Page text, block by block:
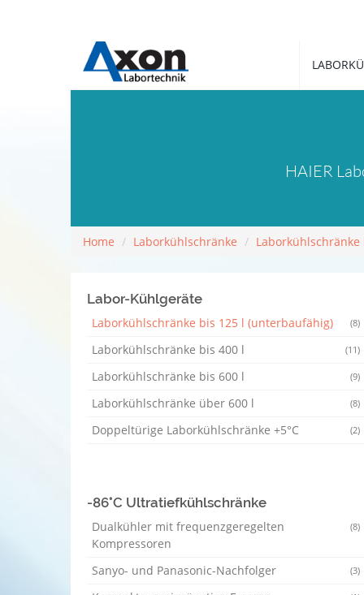
HAIER
Home Laborkühlschränke
Labor-Kühlgeräte
(8)
Laborkühlschränke bis 125 l (unterbaufähig)
(11)
Laborkühlschränke bis 400 l
(9)
Laborkühlschränke bis 600 l
(8)
Laborkühlschränke über 600 l
(2)
Doppeltürige Laborkühlschränke +5°C
-86°C Ultratiefkühlschränke
(8)
Dualkühler mit frequenzgeregelten
Kompressoren
(3)
Sanyo- und Panasonic-Nachfolger